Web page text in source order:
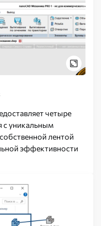
четыре
с уникальным
лентой
эффективности